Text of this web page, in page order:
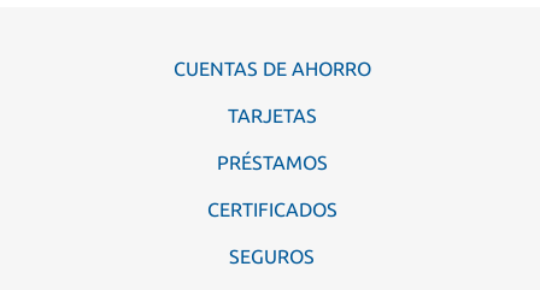
CUENTAS DE AHORRO
TARJETAS
PRÉSTAMOS
CERTIFICADOS
SEGUROS